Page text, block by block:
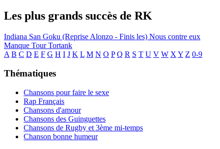
Les plus grands succès de RK
Indiana San Goku (Reprise Alonzo - Finis les) Nous contre eux
Manque TourTortank
A B C D E F G H I J K L M N O P Q R S T U V W X Y Z 0-9
Thématiques
Chansons pour faire le sexe
Rap Français
Chansons d'amour
Chansons des Guinguettes
Chansons de Rugby et 3ème mi-temps
Chanson bonne humeur